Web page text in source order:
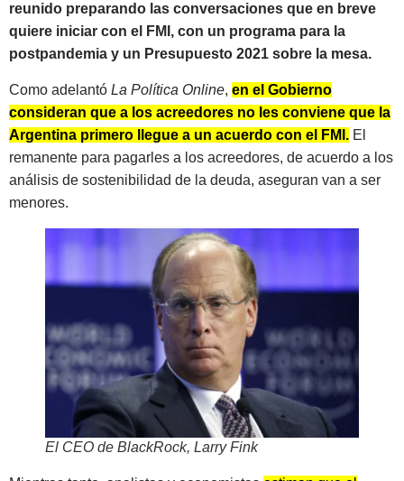
reunido preparando las conversaciones que en breve
quiere iniciar con el FMI, con un programa para la
postpandemia y un Presupuesto 2021 sobre la mesa.
Como adelantó La Política Online, en el Gobierno
consideran que a los acreedores no les conviene que la
Argentina primero llegue a un acuerdo con el FMI. El
remanente para pagarles a los acreedores, de acuerdo a los
análisis de sostenibilidad de la deuda, aseguran van a ser
menores.
El CEO de BlackRock, Larry Fink